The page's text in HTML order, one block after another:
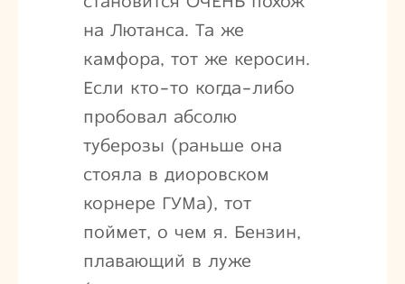
на Лютанса. Та же
камфора, тот же керосин.
Если кто-то когда-либо
пробовал абсолю
туберозы (раньше она
стояла в диоровском
корнере ГУМа), тот
поймет, о чем я. Бензин,
плавающий в луже